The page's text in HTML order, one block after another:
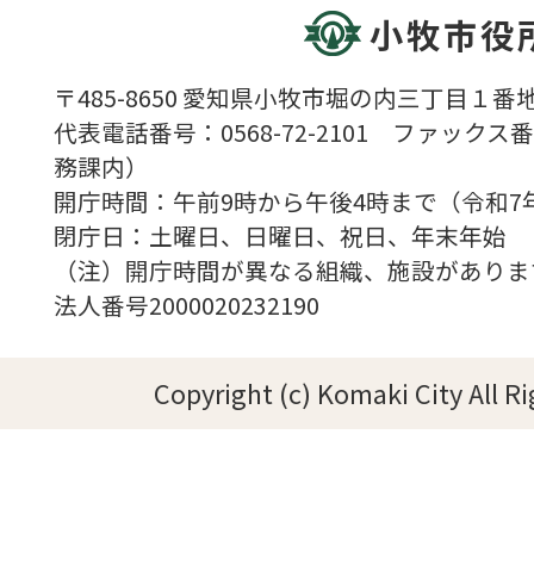
小牧市役
〒485-8650 愛知県小牧市堀の内三丁目１番
代表電話番号：0568-72-2101 ファックス
務課内）
開庁時間：午前9時から午後4時まで（令
閉庁日：土曜日、日曜日、祝日、年末年始
（注）開庁時間が異なる組織、施設があり
法人番号2000020232190
Copyright (c) Komaki City All